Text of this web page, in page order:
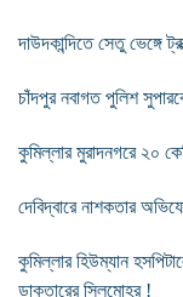
দাউদকান্দিতে সেতু ভেঙ্গে
চাঁদপুর নবাগত পুলিশ
কুমিল্লার মুরাদনগরে ২০
দেবিদ্বারে নাশকতার
কুমিল্লার হিউম্যান
ডাক্তারের সিলমোহর !